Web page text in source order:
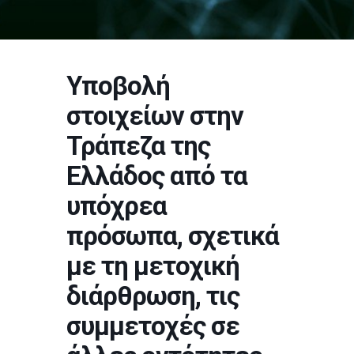
Υποβολή
στοιχείων στην
Τράπεζα της
Ελλάδος από τα
υπόχρεα
πρόσωπα, σχετικά
με τη μετοχική
διάρθρωση, τις
συμμετοχές σε